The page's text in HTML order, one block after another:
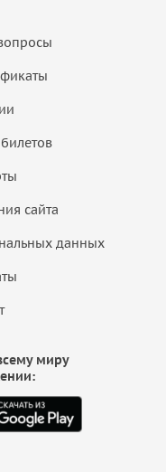
сайта
данных
миру